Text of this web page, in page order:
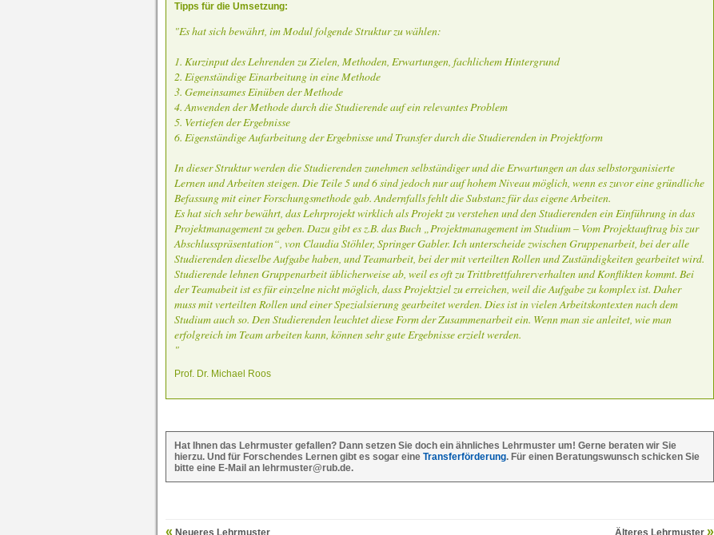
Tipps für die Umsetzung:
"Es hat sich bewährt, im Modul folgende Struktur zu wählen:
1. Kurzinput des Lehrenden zu Zielen, Methoden, Erwartungen, fachlichem Hintergrund
2. Eigenständige Einarbeitung in eine Methode
3. Gemeinsames Einüben der Methode
4. Anwenden der Methode durch die Studierende auf ein relevantes Problem
5. Vertiefen der Ergebnisse
6. Eigenständige Aufarbeitung der Ergebnisse und Transfer durch die Studierenden in Projektform
In dieser Struktur werden die Studierenden zunehmen selbständiger und die Erwartungen an das selbstorganisierte
Lernen und Arbeiten steigen. Die Teile 5 und 6 sind jedoch nur auf hohem Niveau möglich, wenn es zuvor eine gründliche
Befassung mit einer Forschungsmethode gab. Andernfalls fehlt die Substanz für das eigene Arbeiten.
Es hat sich sehr bewährt, das Lehrprojekt wirklich als Projekt zu verstehen und den Studierenden ein Einführung in das
Projektmanagement zu geben. Dazu gibt es z.B. das Buch „Projektmanagement im Studium – Vom Projektauftrag bis zur
Abschlusspräsentation“, von Claudia Stöhler, Springer Gabler. Ich unterscheide zwischen Gruppenarbeit, bei der alle
Studierenden dieselbe Aufgabe haben, und Teamarbeit, bei der mit verteilten Rollen und Zuständigkeiten gearbeitet wird.
Studierende lehnen Gruppenarbeit üblicherweise ab, weil es oft zu Trittbrettfahrerverhalten und Konflikten kommt. Bei
der Teamabeit ist es für einzelne nicht möglich, dass Projektziel zu erreichen, weil die Aufgabe zu komplex ist. Daher
muss mit verteilten Rollen und einer Spezialsierung gearbeitet werden. Dies ist in vielen Arbeitskontexten nach dem
Studium auch so. Den Studierenden leuchtet diese Form der Zusammenarbeit ein. Wenn man sie anleitet, wie man
erfolgreich im Team arbeiten kann, können sehr gute Ergebnisse erzielt werden.
"
Prof. Dr. Michael Roos
Hat Ihnen das Lehrmuster gefallen? Dann setzen Sie doch ein ähnliches Lehrmuster um! Gerne beraten wir Sie
hierzu. Und für Forschendes Lernen gibt es sogar eine Transferförderung. Für einen Beratungswunsch schicken Sie
bitte eine E-Mail an lehrmuster@rub.de.
Älteres Lehrmuster
Neueres Lehrmuster